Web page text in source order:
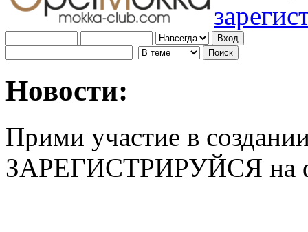
Новости:
Прими участие в
ЗАРЕГИСТРИРУЙСЯ на